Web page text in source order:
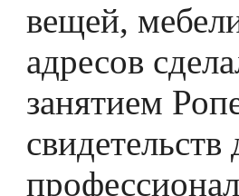
вещей,
адресов
занятием